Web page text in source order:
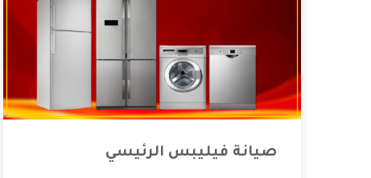
صيانة فيليبس الرئيسي